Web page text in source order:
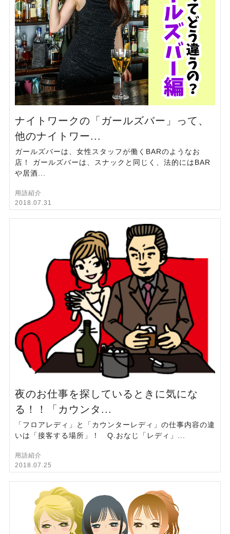
ナイトワークの「ガールズバー」って、
他のナイトワー...
ガールズバーは、女性スタッフが働くBARのようなお
店！ ガールズバーは、スナックと同じく、法的にはBAR
や居酒...
用語紹介
2018.07.31
夜のお仕事を探しているときに気にな
る！！「カウンタ...
「フロアレディ」と「カウンターレディ」の仕事内容の違
いは「接客する場所」！ Q.おなじ「レディ」...
用語紹介
2018.07.25